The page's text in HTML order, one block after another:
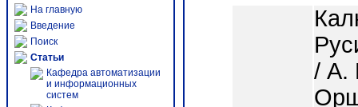
На главную
Введение
Поиск
Статьи
Кафедра автоматизации
и информационных
систем
/ А.